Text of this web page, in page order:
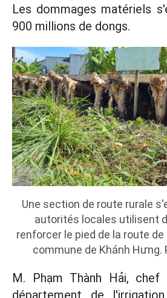
Les dommages matériels
900 millions de dongs.
Une section de route rurale
autorités locales utilisent
renforcer le pied de la route
commune de Khánh Hưng.
M. Phạm Thành Hải,